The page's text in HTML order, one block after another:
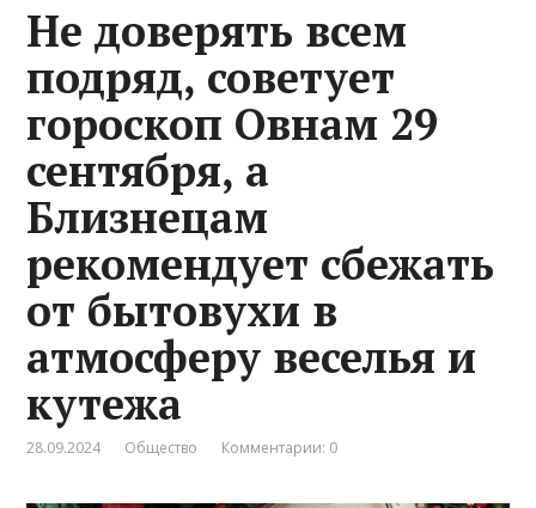
Не доверять всем
подряд, советует
гороскоп Овнам 29
сентября, а
Близнецам
рекомендует сбежать
от бытовухи в
атмосферу веселья и
кутежа
28.09.2024 Общество Комментарии: 0